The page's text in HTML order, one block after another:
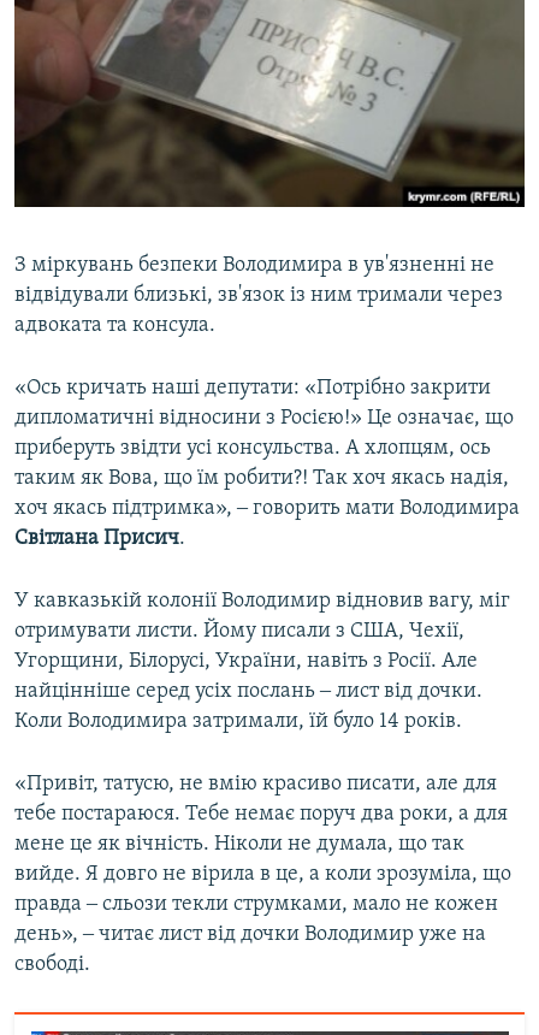
З міркувань безпеки Володимира в ув'язненні не
відвідували близькі, зв'язок із ним тримали через
адвоката та консула.
«Ось кричать наші депутати: «Потрібно закрити
дипломатичні відносини з Росією!» Це означає, що
приберуть звідти усі консульства. А хлопцям, ось
таким як Вова, що їм робити?! Так хоч якась надія,
хоч якась підтримка», ‒ говорить мати Володимира
Світлана Присич.
У кавказькій колонії Володимир відновив вагу, міг
отримувати листи. Йому писали з США, Чехії,
Угорщини, Білорусі, України, навіть з Росії. Але
найцінніше серед усіх послань ‒ лист від дочки.
Коли Володимира затримали, їй було 14 років.
«Привіт, татусю, не вмію красиво писати, але для
тебе постараюся. Тебе немає поруч два роки, а для
мене це як вічність. Ніколи не думала, що так
вийде. Я довго не вірила в це, а коли зрозуміла, що
правда ‒ сльози текли струмками, мало не кожен
день», ‒ читає лист від дочки Володимир уже на
свободі.